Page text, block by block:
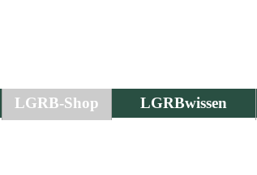
LGRB-Shop LGRBwissen